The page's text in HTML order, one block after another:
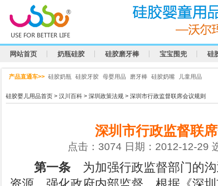
网站首页 奶瓶硅胶 硅胶磨牙棒 宝宝围兜 硅
产品直通车>> 硅胶奶瓶 硅胶牙胶 母婴用品 磨牙棒 硅胶奶嘴 儿童用品
硅胶婴儿用品首页 > 汉川百科 > 深圳政策法规 > 深圳市行政监督联席会议规则
深圳市行政监督联
点击：3074 日期：2012-12-29
第一条 为加强行政监督部门的